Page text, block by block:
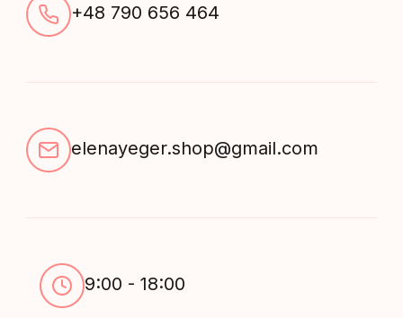
+48 790 656 464
elenayeger.shop@gmail.com
9:00 - 18:00